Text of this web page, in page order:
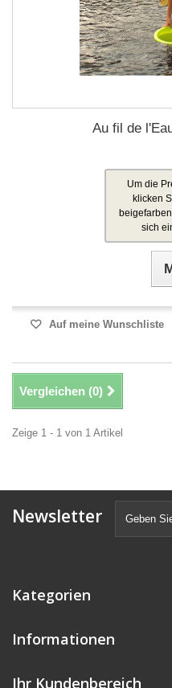
Au fil de
Um die
klicken
sich
Auf meine Wunschliste
Vergleichen (0)
Zeige 1 - 1 von 1 Artikel
Newsletter
Kategorien
Informationen
Ihr Kundenbereich